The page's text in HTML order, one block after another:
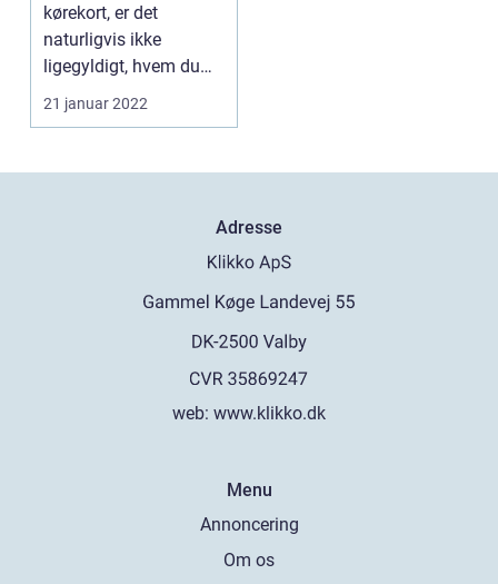
kørekort, er det
naturligvis ikke
ligegyldigt, hvem du
får som kørelærer i
Slag...
21 januar 2022
Adresse
web: www.klikko.dk
Menu
Annoncering
Om os